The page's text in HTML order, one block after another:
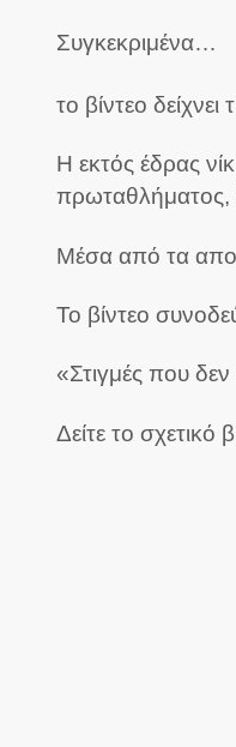
Συγκεκριμένα…
το βίντεο
Η εκτός έδρας
πρωταθλήματος,
Μέσα από τα
Το βίντεο
«Στιγμές που
Δείτε το σχετικό